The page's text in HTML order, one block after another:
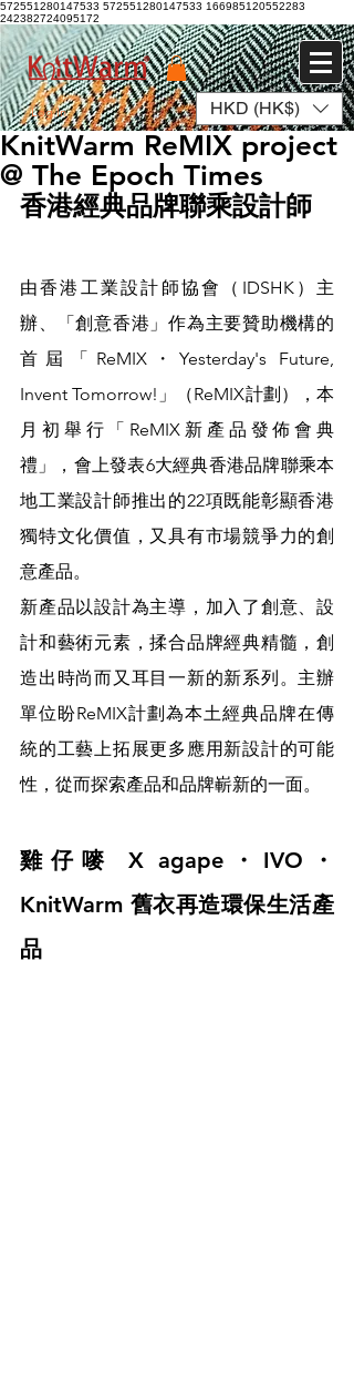
572551280147533 572551280147533 166985120552283
242382724095172
Log In HKD (HK$)
KnitWarm ReMIX project
@ The Epoch Times
香港經典品牌聯乘設計師
由香港工業設計師協會（IDSHK）主
辦、「創意香港」作為主要贊助機構的
首屆「ReMIX・Yesterday's Future,
Invent Tomorrow!」（ReMIX計劃），本
月初舉行「ReMIX新產品發佈會典
禮」，會上發表6大經典香港品牌聯乘本
地工業設計師推出的22項既能彰顯香港
獨特文化價值，又具有市場競爭力的創
意產品。
新產品以設計為主導，加入了創意、設
計和藝術元素，揉合品牌經典精髓，創
造出時尚而又耳目一新的新系列。主辦
單位盼ReMIX計劃為本土經典品牌在傳
統的工藝上拓展更多應用新設計的可能
性，從而探索產品和品牌嶄新的一面。
雞仔嘜 X agape・IVO・
KnitWarm 舊衣再造環保生活產
品